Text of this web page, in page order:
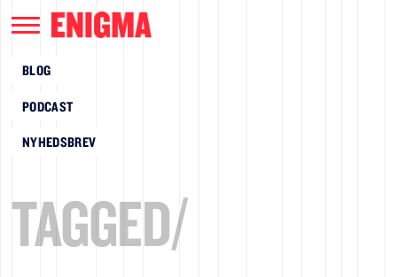
BLOG
PODCAST
NYHEDSBREV
TAGGED/